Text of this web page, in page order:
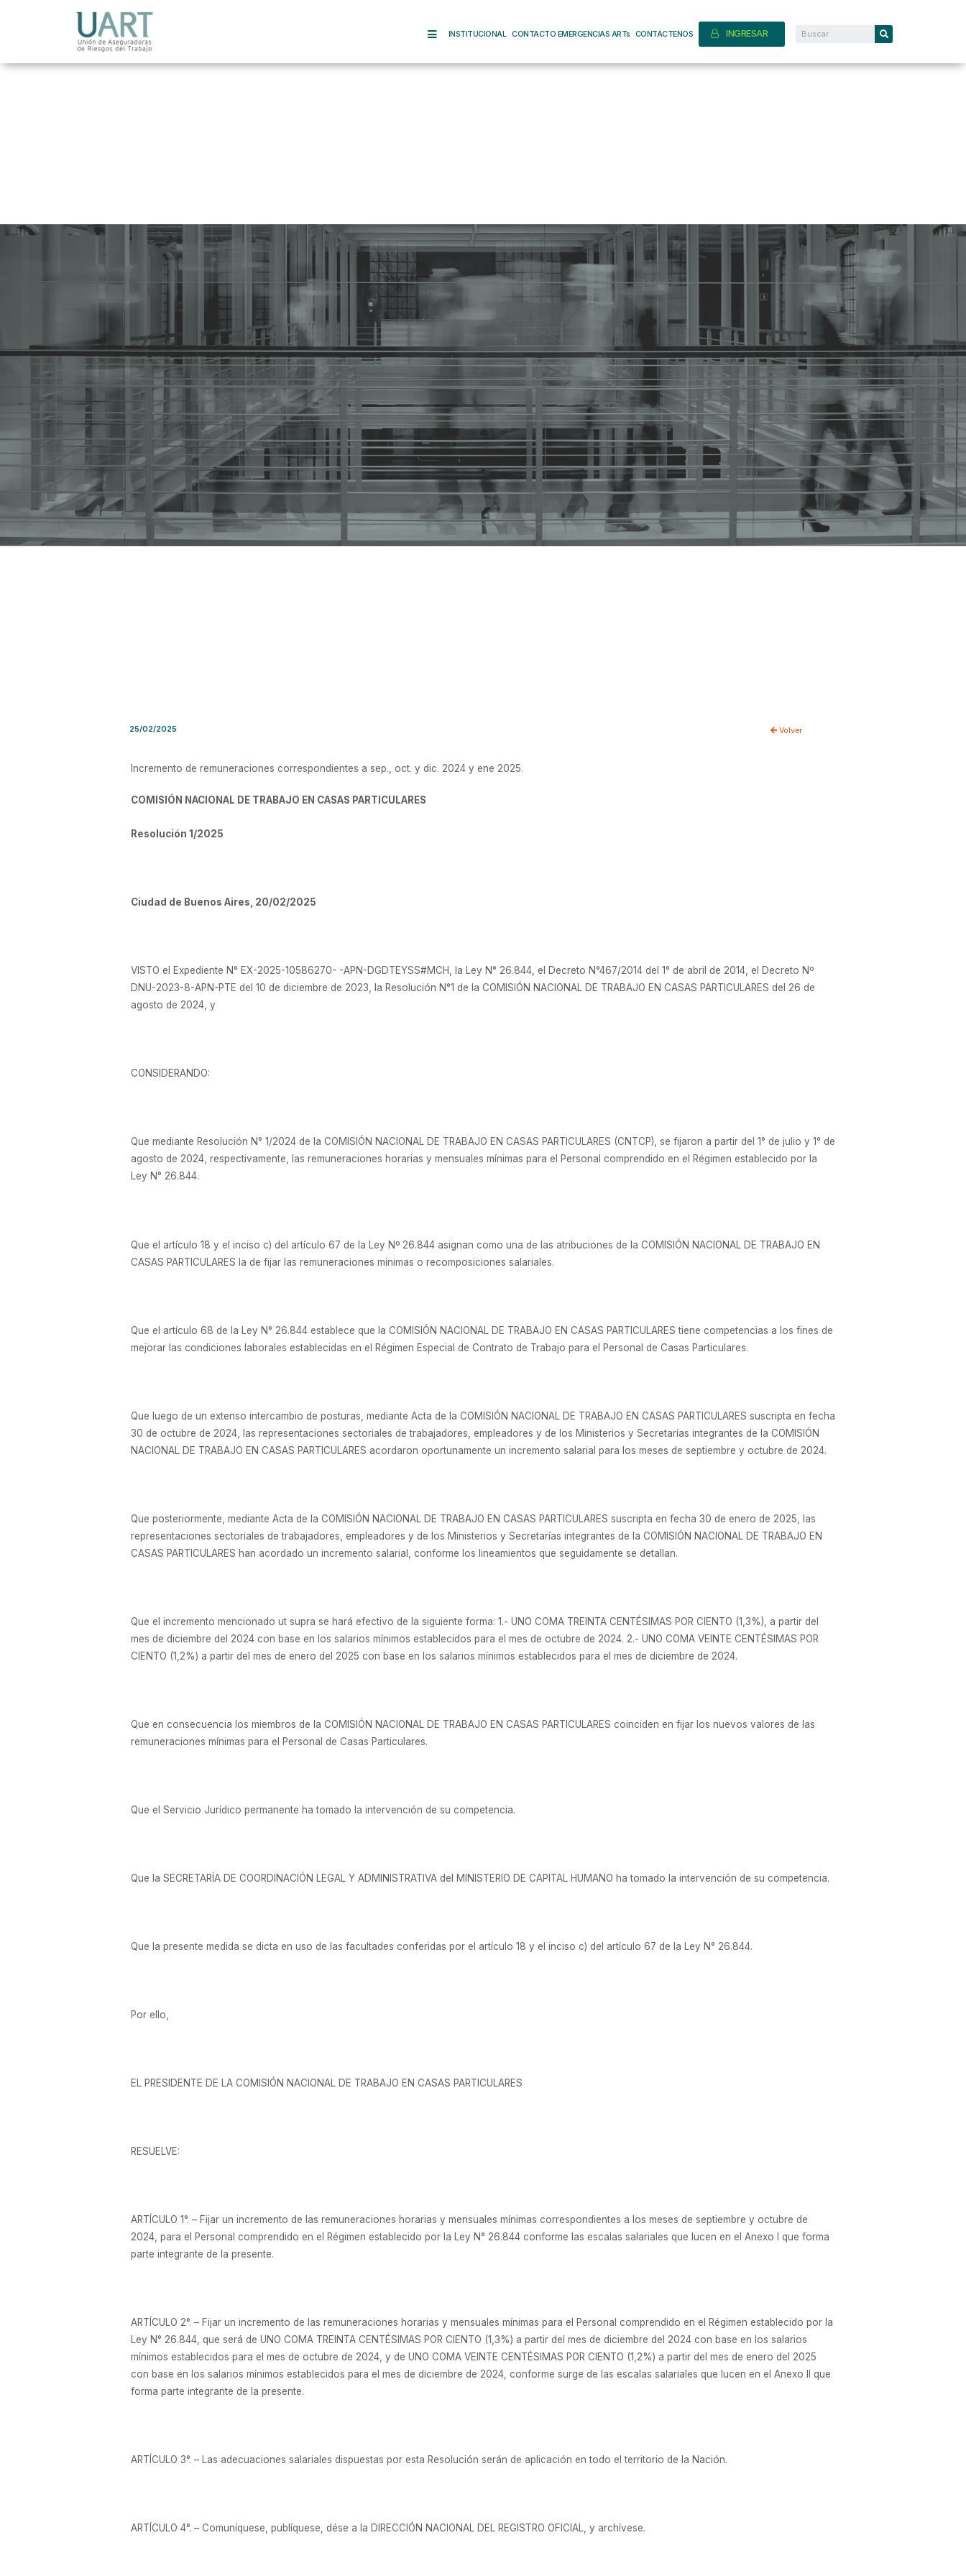
INSTITUCIONAL CONTACTO EMERGENCIAS ARTs CONTÁCTENOS INGRESAR
25/02/2025 Volver
Incremento de remuneraciones correspondientes a sep., oct. y dic. 2024 y ene 2025.
COMISIÓN NACIONAL DE TRABAJO EN CASAS PARTICULARES
Resolución 1/2025
Ciudad de Buenos Aires, 20/02/2025
VISTO el Expediente N° EX-2025-10586270- -APN-DGDTEYSS#MCH, la Ley N° 26.844, el Decreto N°467/2014 del 1° de abril de 2014, el Decreto Nº
DNU-2023-8-APN-PTE del 10 de diciembre de 2023, la Resolución N°1 de la COMISIÓN NACIONAL DE TRABAJO EN CASAS PARTICULARES del 26 de
agosto de 2024, y
CONSIDERANDO:
Que mediante Resolución N° 1/2024 de la COMISIÓN NACIONAL DE TRABAJO EN CASAS PARTICULARES (CNTCP), se fijaron a partir del 1° de julio y 1° de
agosto de 2024, respectivamente, las remuneraciones horarias y mensuales mínimas para el Personal comprendido en el Régimen establecido por la
Ley N° 26.844.
Que el artículo 18 y el inciso c) del artículo 67 de la Ley Nº 26.844 asignan como una de las atribuciones de la COMISIÓN NACIONAL DE TRABAJO EN
CASAS PARTICULARES la de fijar las remuneraciones mínimas o recomposiciones salariales.
Que el artículo 68 de la Ley N° 26.844 establece que la COMISIÓN NACIONAL DE TRABAJO EN CASAS PARTICULARES tiene competencias a los fines de
mejorar las condiciones laborales establecidas en el Régimen Especial de Contrato de Trabajo para el Personal de Casas Particulares.
Que luego de un extenso intercambio de posturas, mediante Acta de la COMISIÓN NACIONAL DE TRABAJO EN CASAS PARTICULARES suscripta en fecha
30 de octubre de 2024, las representaciones sectoriales de trabajadores, empleadores y de los Ministerios y Secretarías integrantes de la COMISIÓN
NACIONAL DE TRABAJO EN CASAS PARTICULARES acordaron oportunamente un incremento salarial para los meses de septiembre y octubre de 2024.
Que posteriormente, mediante Acta de la COMISIÓN NACIONAL DE TRABAJO EN CASAS PARTICULARES suscripta en fecha 30 de enero de 2025, las
representaciones sectoriales de trabajadores, empleadores y de los Ministerios y Secretarías integrantes de la COMISIÓN NACIONAL DE TRABAJO EN
CASAS PARTICULARES han acordado un incremento salarial, conforme los lineamientos que seguidamente se detallan.
Que el incremento mencionado ut supra se hará efectivo de la siguiente forma: 1.- UNO COMA TREINTA CENTÉSIMAS POR CIENTO (1,3%), a partir del
mes de diciembre del 2024 con base en los salarios mínimos establecidos para el mes de octubre de 2024. 2.- UNO COMA VEINTE CENTÉSIMAS POR
CIENTO (1,2%) a partir del mes de enero del 2025 con base en los salarios mínimos establecidos para el mes de diciembre de 2024.
Que en consecuencia los miembros de la COMISIÓN NACIONAL DE TRABAJO EN CASAS PARTICULARES coinciden en fijar los nuevos valores de las
remuneraciones mínimas para el Personal de Casas Particulares.
Que el Servicio Jurídico permanente ha tomado la intervención de su competencia.
Que la SECRETARÍA DE COORDINACIÓN LEGAL Y ADMINISTRATIVA del MINISTERIO DE CAPITAL HUMANO ha tomado la intervención de su competencia.
Que la presente medida se dicta en uso de las facultades conferidas por el artículo 18 y el inciso c) del artículo 67 de la Ley N° 26.844.
Por ello,
EL PRESIDENTE DE LA COMISIÓN NACIONAL DE TRABAJO EN CASAS PARTICULARES
RESUELVE:
ARTÍCULO 1°. – Fijar un incremento de las remuneraciones horarias y mensuales mínimas correspondientes a los meses de septiembre y octubre de
2024, para el Personal comprendido en el Régimen establecido por la Ley N° 26.844 conforme las escalas salariales que lucen en el Anexo I que forma
parte integrante de la presente.
ARTÍCULO 2°. – Fijar un incremento de las remuneraciones horarias y mensuales mínimas para el Personal comprendido en el Régimen establecido por la
Ley N° 26.844, que será de UNO COMA TREINTA CENTÉSIMAS POR CIENTO (1,3%) a partir del mes de diciembre del 2024 con base en los salarios
mínimos establecidos para el mes de octubre de 2024, y de UNO COMA VEINTE CENTÉSIMAS POR CIENTO (1,2%) a partir del mes de enero del 2025
con base en los salarios mínimos establecidos para el mes de diciembre de 2024, conforme surge de las escalas salariales que lucen en el Anexo II que
forma parte integrante de la presente.
ARTÍCULO 3°. – Las adecuaciones salariales dispuestas por esta Resolución serán de aplicación en todo el territorio de la Nación.
ARTÍCULO 4°. – Comuníquese, publíquese, dése a la DIRECCIÓN NACIONAL DEL REGISTRO OFICIAL, y archívese.